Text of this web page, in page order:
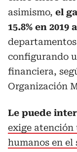
asimismo, el
15.8% en 2019
departamentos
configurando
financiera,
Organización
Le puede
exige atención
humanos en